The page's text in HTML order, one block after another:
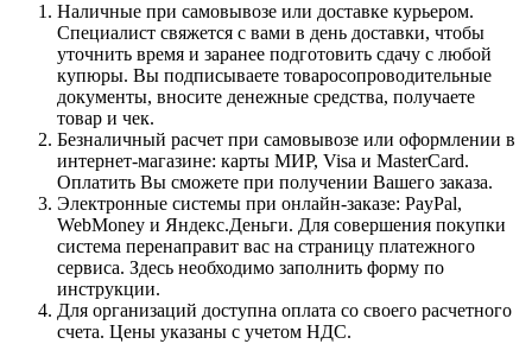
Наличные при самовывозе или доставке курьером.
Специалист свяжется с вами в день доставки, чтобы
уточнить время и заранее подготовить сдачу с любой
купюры. Вы подписываете товаросопроводительные
документы, вносите денежные средства, получаете
товар и чек.
Безналичный расчет при самовывозе или оформлении в
интернет-магазине: карты МИР, Visa и MasterCard.
Оплатить Вы сможете при получении Вашего заказа.
Электронные системы при онлайн-заказе: PayPal,
WebMoney и Яндекс.Деньги. Для совершения покупки
система перенаправит вас на страницу платежного
сервиса. Здесь необходимо заполнить форму по
инструкции.
Для организаций доступна оплата со своего расчетного
счета. Цены указаны с учетом НДС.